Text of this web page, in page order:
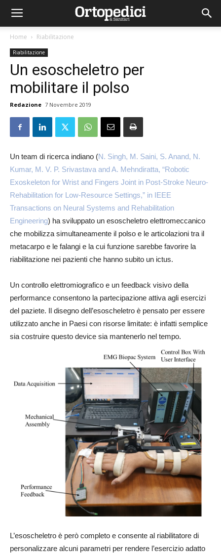
Home Riabilitazione
Riabilitazione
Un esoscheletro per
mobilitare il polso
Redazione 7 Novembre 2019
Un team di ricerca indiano (N. Singh, M. Saini, S. Anand, N.
Kumar, M. V. P. Srivastava and A. Mehndiratta, “Robotic
Exoskeleton for Wrist and Fingers Joint in Post-Stroke Neuro-
Rehabilitation for Low-Resource Settings,” in IEEE
Transactions on Neural Systems and Rehabilitation
Engineering) ha sviluppato un esoscheletro elettromeccanico
che mobilizza simultaneamente il polso e le articolazioni tra il
metacarpo e le falangi e la cui funzione sarebbe favorire la
riabilitazione nei pazienti che hanno subito un ictus.
Un controllo elettromiografico e un feedback visivo della
performance consentono la partecipazione attiva agli esercizi
del paziete. Il disegno dell’esoscheletro è pensato per essere
utilizzato anche in Paesi con risorse limitate: è infatti semplice
sia costruire questo device sia mantenerlo nel tempo.
L’esoscheletro è però completo e consente al riabilitatore di
personalizzare alcuni parametri per rendere l’esercizio adatto